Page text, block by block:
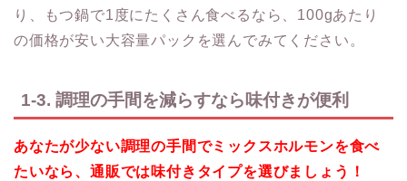
り、もつ鍋で1度にたくさん食べるなら、100gあたり
の価格が安い大容量パックを選んでみてください。
1-3. 調理の手間を減らすなら味付きが便利
あなたが少ない調理の手間でミックスホルモンを食べ
たいなら、通販では味付きタイプを選びましょう！